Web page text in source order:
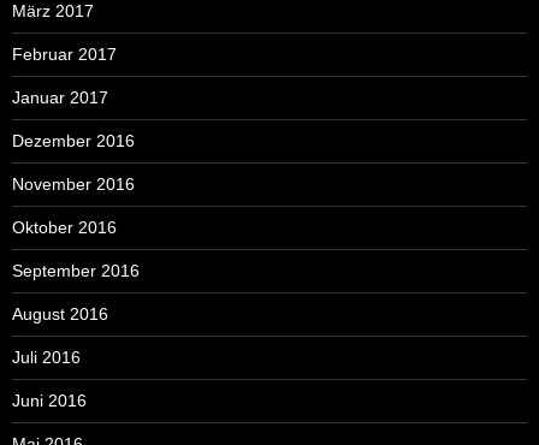
März 2017
Februar 2017
Januar 2017
Dezember 2016
November 2016
Oktober 2016
September 2016
August 2016
Juli 2016
Juni 2016